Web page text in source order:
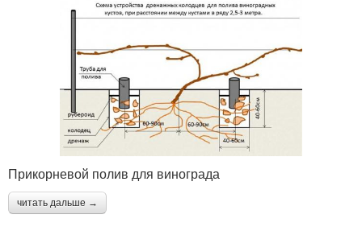
Прикорневой полив для винограда
читать дальше →